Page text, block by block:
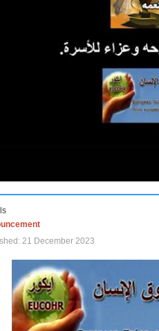
21 December 2023